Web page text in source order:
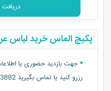
پکیچ الماس خرید لباس
جهت بازدید حضوری یا
رزرو کنید یا تماس بگیرید 09153063882